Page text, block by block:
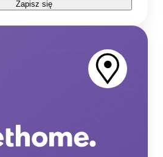
Zapisz się